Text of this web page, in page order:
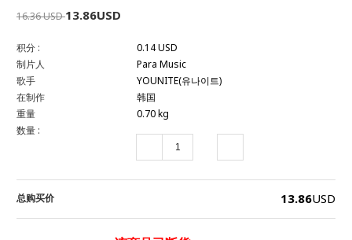
16.36 USD13.86USD
积分 :
0.14 USD
制片人
Para Music
歌手
YOUNITE(유나이트)
在制作
韩国
重量
0.70 kg
数量 :
总购买价 13.86USD